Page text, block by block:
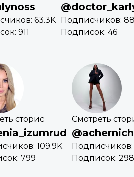
63.3K
911
Подписчиков:
Подписок: 46
сторис
109.9K
799
Смотреть
Подписчиков:
Подписок: 298